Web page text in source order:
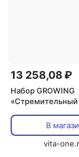
13 258,08 ₽
Набор GROWING
«Стремительный
серии
CONCEPT
В
vita-